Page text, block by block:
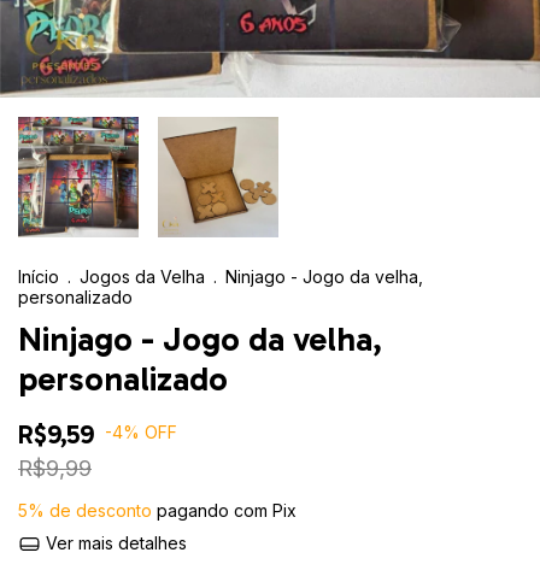
Início . Jogos da Velha . Ninjago - Jogo da velha,
personalizado
Ninjago - Jogo da velha,
personalizado
R$9,59 -4% OFF
R$9,99
5% de desconto pagando com Pix
Ver mais detalhes